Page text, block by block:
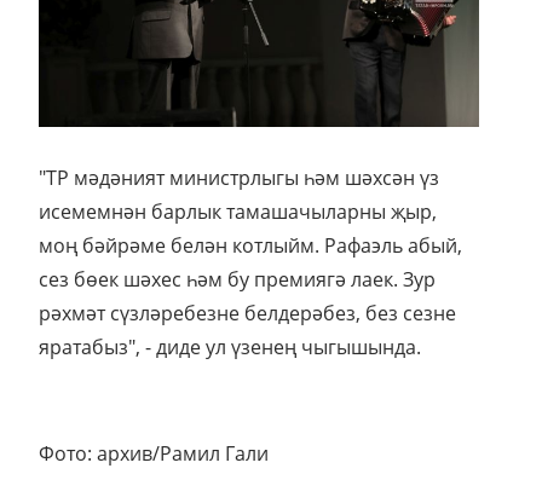
"ТР мәдәният министрлыгы һәм шәхсән үз
исемемнән барлык тамашачыларны җыр,
моң бәйрәме белән котлыйм. Рафаэль абый,
сез бөек шәхес һәм бу премиягә лаек. Зур
рәхмәт сүзләребезне белдерәбез, без сезне
яратабыз", - диде ул үзенең чыгышында.
Фото: архив/Рамил Гали